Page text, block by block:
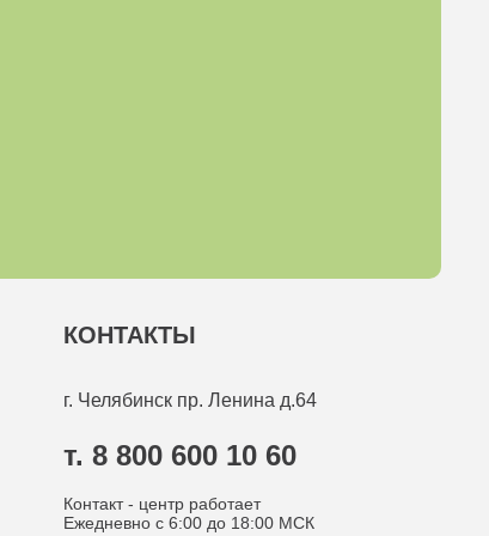
КОНТАКТЫ
г. Челябинск пр. Ленина д.64
т. 8 800 600 10 60
Контакт - центр работает
Ежедневно с 6:00 до 18:00 МСК